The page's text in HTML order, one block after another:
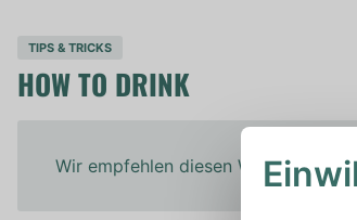
TIPS & TRICKS
HOW TO DRINK
Wir empfehlen diesen Whisky pur